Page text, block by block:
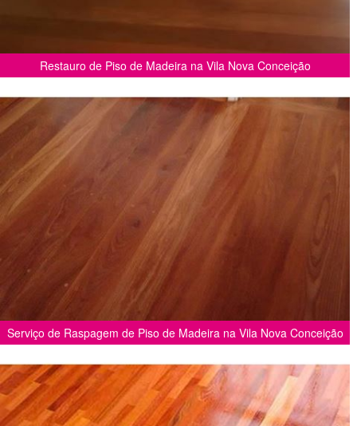
Restauro de Piso de Madeira na Vila Nova Conceição
Serviço de Raspagem de Piso de Madeira na Vila Nova Conceição